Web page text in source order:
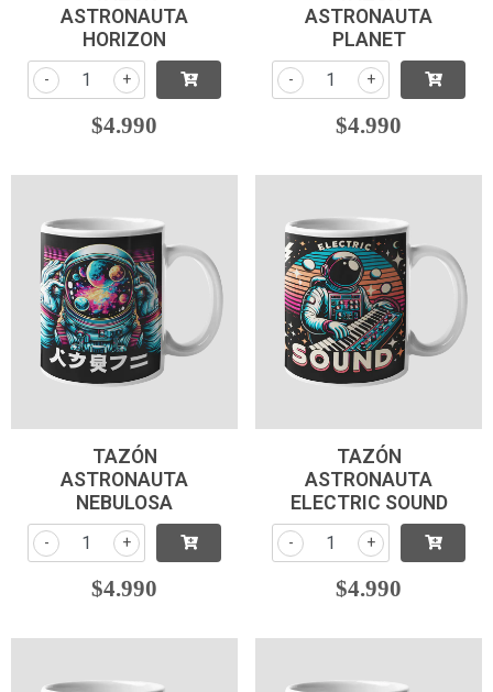
ASTRONAUTA
HORIZON
+
-
$4.990
ASTRONAUTA
PLANET
+
-
$4.990
TAZÓN
ASTRONAUTA
NEBULOSA
+
-
$4.990
TAZÓN
ASTRONAUTA
ELECTRIC SOUND
+
-
$4.990